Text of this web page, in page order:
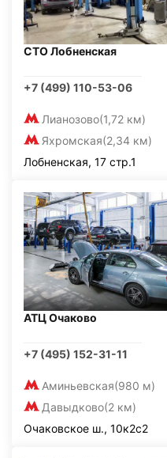
СТО Лобненская
+7 (499) 110-53-06
Лианозово(1,72 км)
Яхромская(2,34 км)
Лобненская, 17 стр.1
АТЦ Очаково
+7 (495) 152-31-11
Аминьевская(980 м)
Давыдково(2 км)
Очаковское ш., 10к2с2